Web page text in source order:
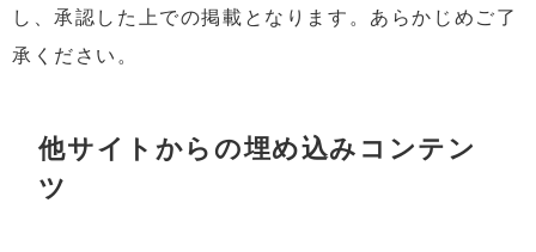
し、承認した上での掲載となります。あらかじめご了
承ください。
他サイトからの埋め込みコンテン
ツ